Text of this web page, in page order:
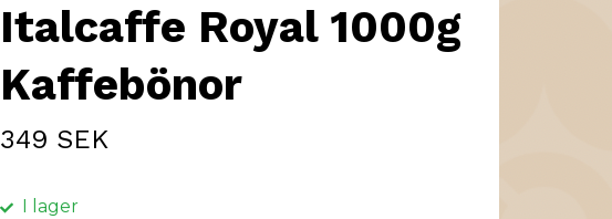
Italcaffe Royal 1000g
Kaffebönor
349 SEK
I lager